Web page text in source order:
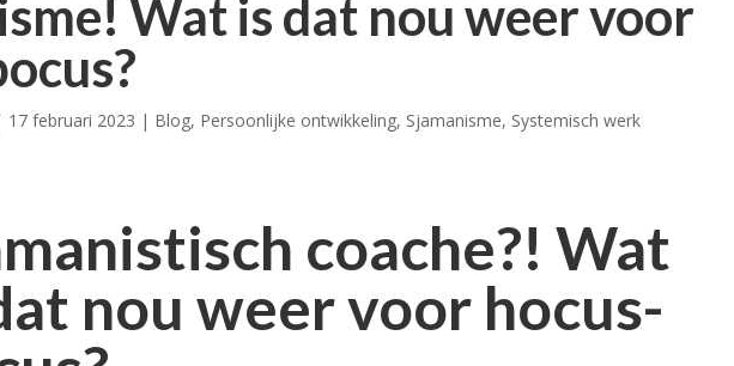
Wat is dat nou weer voor
17 februari 2023 | Blog, Persoonlijke ontwikkeling, Sjamanisme, Systemisch werk
coache?! Wat
nou weer voor hocus-